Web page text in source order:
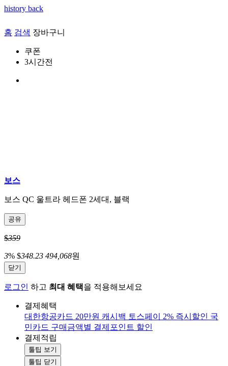
history back
홈 검색 장바구니
쿠폰
3시간전
보스
보스 QC 울트라 헤드폰 2세대, 블랙
공유
$359
3% $348.23 494,068원
닫기
로그인 하고 최대 혜택을 적용해보세요
결제혜택
대한항공카드 20만원 캐시백 토스페이 2% 즉시할인 국
민카드 구매금액별 결제포인트 할인
결제적립
툴팁 보기
툴팁 닫기